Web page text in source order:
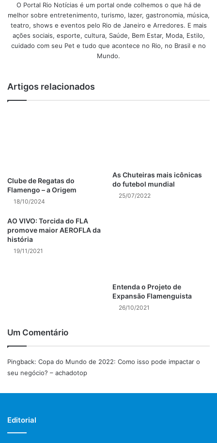
Porque a Copa do Mundo 2022
será no Catar?
Primeiramente, a decisão de escolher o Catar como sede
O Catar é um país rico em petróleo e gás natural, com uma
para promover o esporte, já sediou vários eventos
esportivos grandes nos últimos anos, incluindo a final da
Liga dos Campeões da UEFA e a final da Copa do Mundo
Ainda em 2024 o Catar sediará os Jogos Olímpicos de
Ao todo teremos 64 jogos na Copa do Mundo do Catar
Estádio Al Janoub
– Capacidade de 40 mil pessoas
Estádio Khalifa Internacional
O Portal Rio Notícias é um portal onde colhemos o que há de
melhor sobre entretenimento, turismo, lazer, gastronomia, música,
teatro, shows e eventos pelo Rio de Janeiro e Arredores. E mais
ações sociais, esporte, cultura, Saúde, Bem Estar, Moda, Estilo,
cuidado com seu Pet e tudo que acontece no Rio, no Brasil e no
Mundo.
Artigos relacionados
Clube de Regatas do
Flamengo – a Origem
18/10/2024
As Chuteiras mais icônicas
do futebol mundial
25/07/2022
AO VIVO: Torcida do FLA
promove maior AEROFLA da
história
19/11/2021
Entenda o Projeto de
Expansão Flamenguista
26/10/2021
Um Comentário
Pingback: Copa do Mundo de 2022: Como isso pode impactar o
seu negócio? – achadotop
Editorial